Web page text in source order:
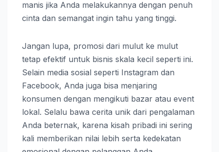
manis jika Anda melakukannya dengan penuh
cinta dan semangat ingin tahu yang tinggi.
Jangan lupa, promosi dari mulut ke mulut
tetap efektif untuk bisnis skala kecil seperti ini.
Selain media sosial seperti Instagram dan
Facebook, Anda juga bisa menjaring
konsumen dengan mengikuti bazar atau event
lokal. Selalu bawa cerita unik dari pengalaman
Anda beternak, karena kisah pribadi ini sering
kali memberikan nilai lebih serta kedekatan